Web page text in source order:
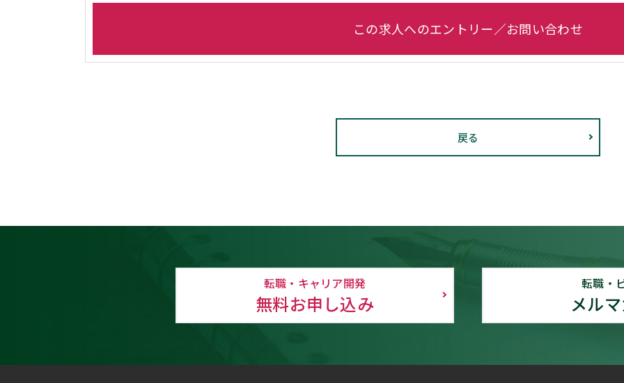
この求人へのエントリー／お問い合わせ
戻る
転職・キャリア開発
無料お申し込み
転職・
メル